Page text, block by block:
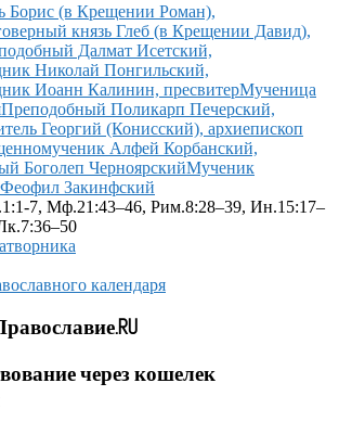
Борис (в Крещении Роман),
князь Глеб (в Крещении Давид),
Далмат Исетский,
Николай Понгильский,
Иоанн Калинин, пресвитерМученица
Преподобный Поликарп Печерский,
Георгий (Конисский), архиепископ
Алфей Корбанский,
Боголеп ЧерноярскийМученик
Закинфский
7, Мф.21:43–46, Рим.8:28–39, Ин.15:17–
календаря
через кошелек